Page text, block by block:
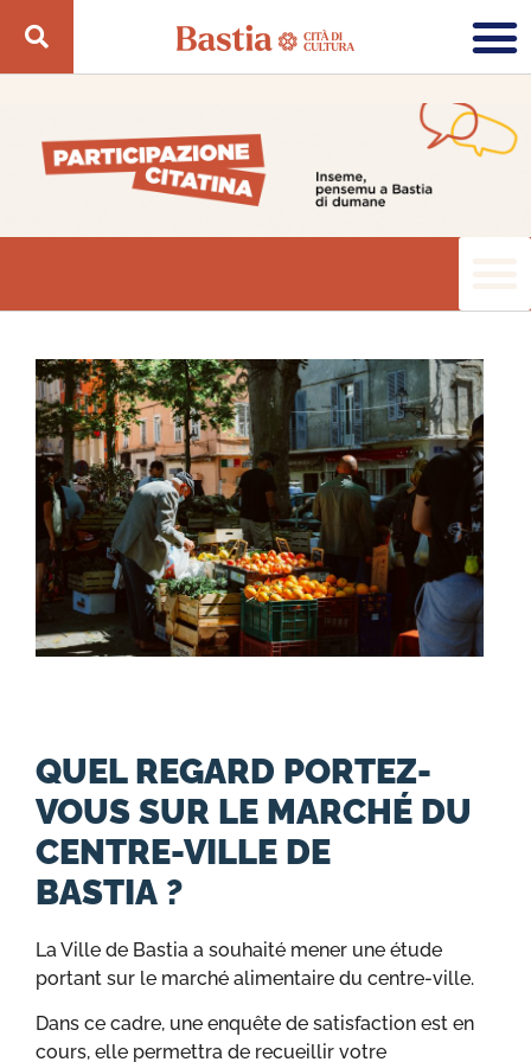
QUEL REGARD PORTEZ-
VOUS SUR LE MARCHÉ DU
CENTRE-VILLE DE
BASTIA ?
La Ville de Bastia a souhaité mener une étude
portant sur le marché alimentaire du centre-ville.
Dans ce cadre, une enquête de satisfaction est en
cours, elle permettra de recueillir votre